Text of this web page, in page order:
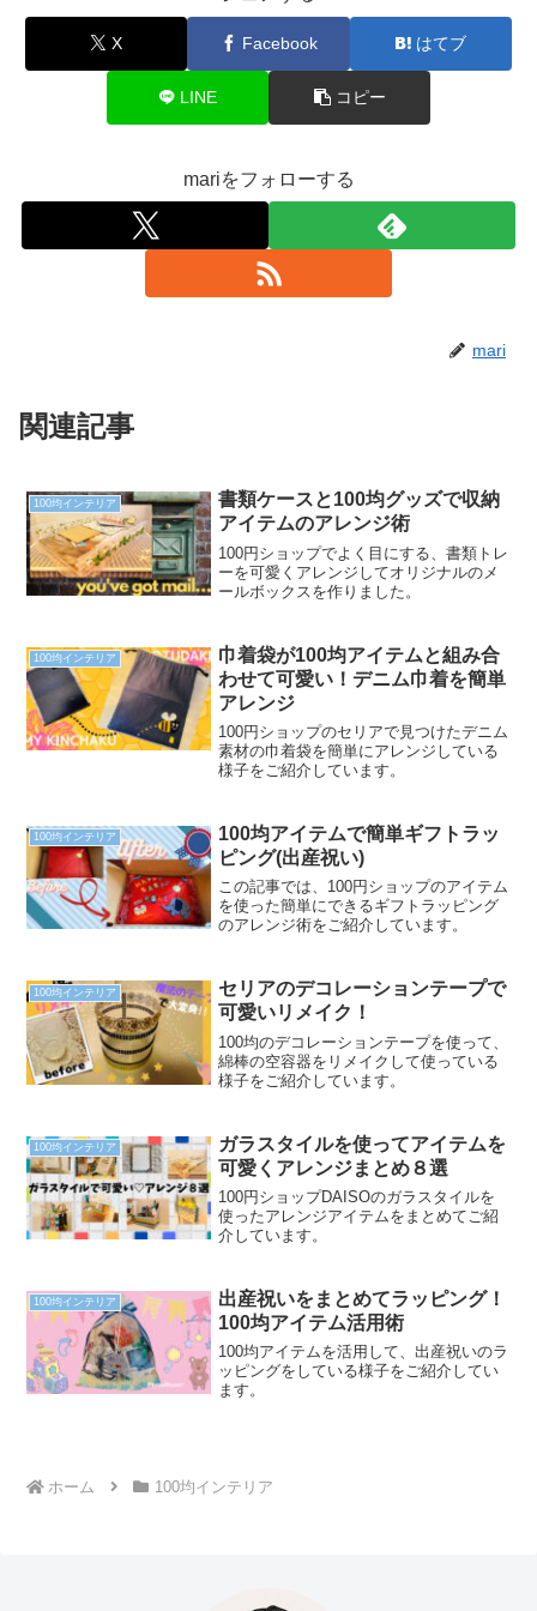
X Facebook はてブ
LINE コピー
mariをフォローする
mari
関連記事
100均インテリア
書類ケースと100均グッズで収納
アイテムのアレンジ術
100円ショップでよく目にする、書類トレ
ーを可愛くアレンジしてオリジナルのメ
ールボックスを作りました。
100均インテリア
巾着袋が100均アイテムと組み合
わせて可愛い！デニム巾着を簡単
アレンジ
100円ショップのセリアで見つけたデニム
素材の巾着袋を簡単にアレンジしている
様子をご紹介しています。
100均インテリア
100均アイテムで簡単ギフトラッ
ピング(出産祝い)
この記事では、100円ショップのアイテム
を使った簡単にできるギフトラッピング
のアレンジ術をご紹介しています。
100均インテリア
セリアのデコレーションテープで
可愛いリメイク！
100均のデコレーションテープを使って、
綿棒の空容器をリメイクして使っている
様子をご紹介しています。
100均インテリア
ガラスタイルを使ってアイテムを
可愛くアレンジまとめ８選
100円ショップDAISOのガラスタイルを
使ったアレンジアイテムをまとめてご紹
介しています。
100均インテリア
出産祝いをまとめてラッピング！
100均アイテム活用術
100均アイテムを活用して、出産祝いのラ
ッピングをしている様子をご紹介してい
ます。
ホーム 100均インテリア